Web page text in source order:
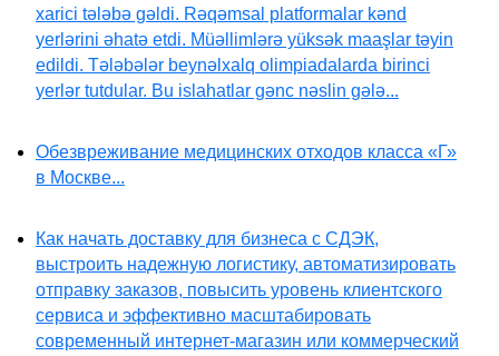
xarici tələbə gəldi. Rəqəmsal platformalar kənd
yerlərini əhatə etdi. Müəllimlərə yüksək maaşlar təyin
edildi. Tələbələr beynəlxalq olimpiadalarda birinci
yerlər tutdular. Bu islahatlar gənc nəslin gələ...
Обезвреживание медицинских отходов класса «Г»
в Москве...
Как начать доставку для бизнеса с СДЭК,
выстроить надежную логистику, автоматизировать
отправку заказов, повысить уровень клиентского
сервиса и эффективно масштабировать
современный интернет-магазин или коммерческий